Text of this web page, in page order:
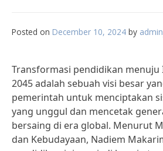
Posted on December 10, 2024 by
Transformasi pendidikan menuju
2045 adalah sebuah visi besar
pemerintah untuk menciptakan
yang unggul dan mencetak
bersaing di era global. Menurut
dan Kebudayaan, Nadiem